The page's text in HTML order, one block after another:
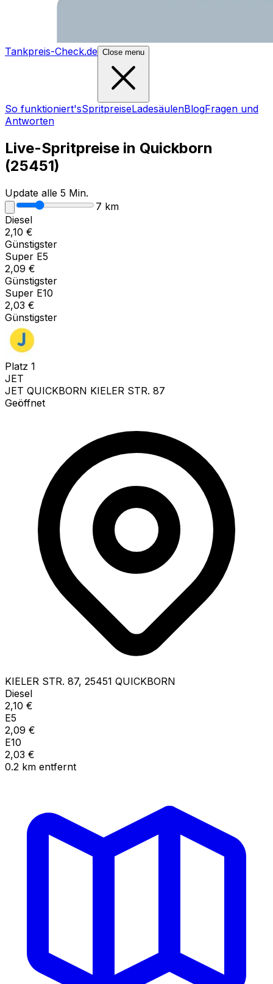
Tankpreis-Check.de Close menu
So funktioniert'sSpritpreiseLadesäulenBlogFragen und
Antworten
Live-Spritpreise in Quickborn
(25451)
Update alle 5 Min.
7 km
Diesel
2,10 €
Günstigster
Super E5
2,09 €
Günstigster
Super E10
2,03 €
Günstigster
Platz 1
JET
JET QUICKBORN KIELER STR. 87
Geöffnet
KIELER STR. 87, 25451 QUICKBORN
Diesel
2,10 €
E5
2,09 €
E10
2,03 €
0.2 km entfernt